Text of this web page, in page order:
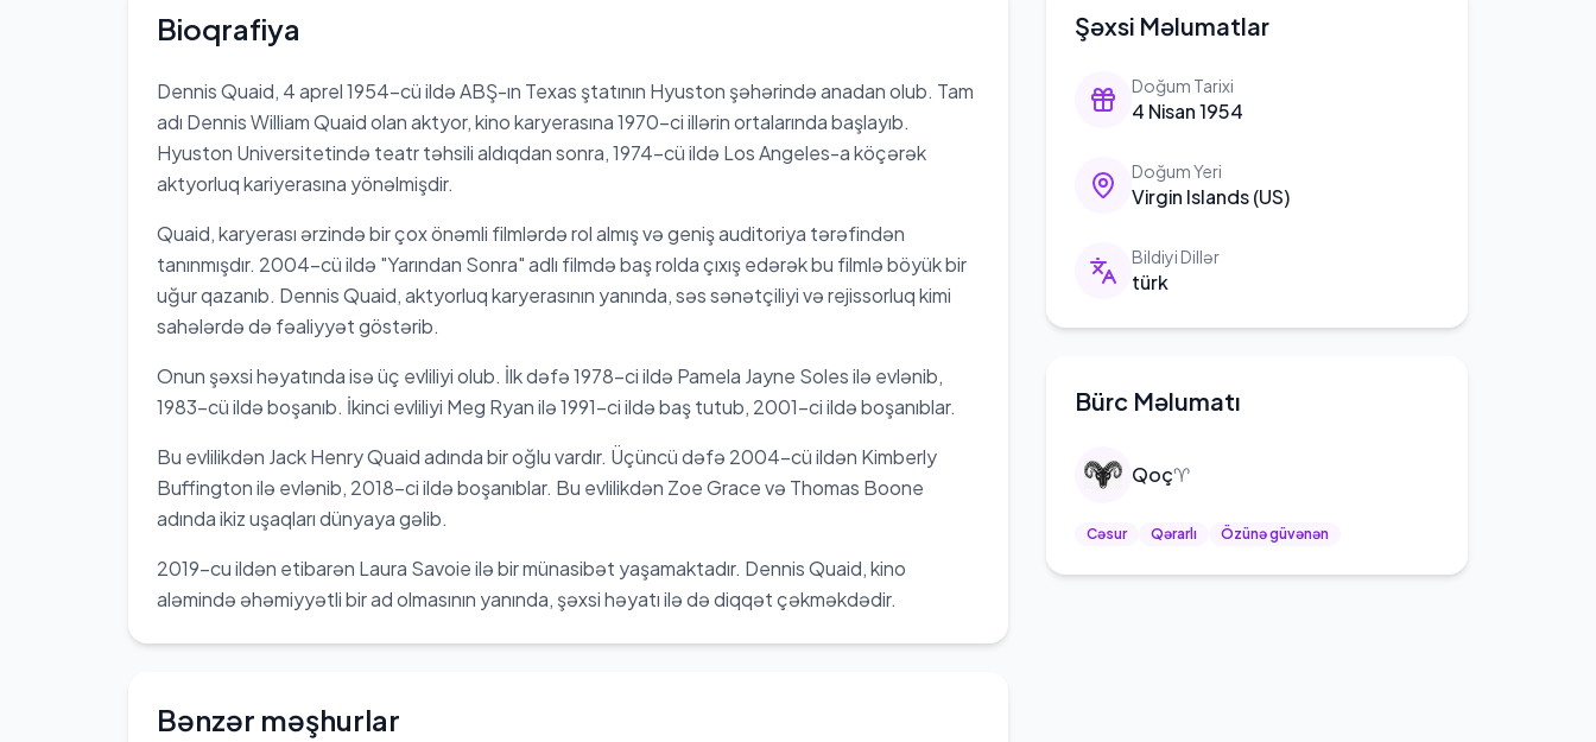
Şəxsi Məlumatlar
Doğum Tarixi
4 Nisan 1954
Doğum Yeri
Virgin Islands (US)
Bildiyi Dillər
türk
Bürc Məlumatı
Qoç♈
Cəsur Qərarlı Özünə güvənən
Bioqrafiya
Dennis Quaid, 4 aprel 1954-cü ildə ABŞ-ın Texas ştatının Hyuston şəhərində anadan olub. Tam
adı Dennis William Quaid olan aktyor, kino karyerasına 1970-ci illərin ortalarında başlayıb.
Hyuston Universitetində teatr təhsili aldıqdan sonra, 1974-cü ildə Los Angeles-a köçərək
aktyorluq kariyerasına yönəlmişdir.
Quaid, karyerası ərzində bir çox önəmli filmlərdə rol almış və geniş auditoriya tərəfindən
tanınmışdır. 2004-cü ildə "Yarından Sonra" adlı filmdə baş rolda çıxış edərək bu filmlə böyük bir
uğur qazanıb. Dennis Quaid, aktyorluq karyerasının yanında, səs sənətçiliyi və rejissorluq kimi
sahələrdə də fəaliyyət göstərib.
Onun şəxsi həyatında isə üç evliliyi olub. İlk dəfə 1978-ci ildə Pamela Jayne Soles ilə evlənib,
1983-cü ildə boşanıb. İkinci evliliyi Meg Ryan ilə 1991-ci ildə baş tutub, 2001-ci ildə boşanıblar.
Bu evlilikdən Jack Henry Quaid adında bir oğlu vardır. Üçüncü dəfə 2004-cü ildən Kimberly
Buffington ilə evlənib, 2018-ci ildə boşanıblar. Bu evlilikdən Zoe Grace və Thomas Boone
adında ikiz uşaqları dünyaya gəlib.
2019-cu ildən etibarən Laura Savoie ilə bir münasibət yaşamaktadır. Dennis Quaid, kino
aləmində əhəmiyyətli bir ad olmasının yanında, şəxsi həyatı ilə də diqqət çəkməkdədir.
Bənzər məşhurlar